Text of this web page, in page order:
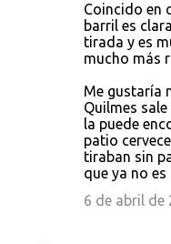
Coincido en
barril es
tirada y es
mucho más
Me gustaría
Quilmes
la puede
patio
tiraban sin
que ya no es
6 de abril de